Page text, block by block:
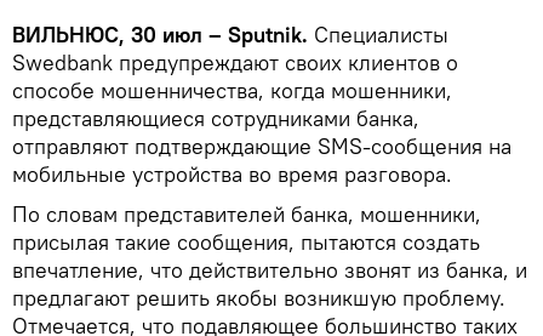
ВИЛЬНЮС, 30 июл – Sputnik. Специалисты
Swedbank предупреждают своих клиентов о
способе мошенничества, когда мошенники,
представляющиеся сотрудниками банка,
отправляют подтверждающие SMS-сообщения на
мобильные устройства во время разговора.
По словам представителей банка, мошенники,
присылая такие сообщения, пытаются создать
впечатление, что действительно звонят из банка, и
предлагают решить якобы возникшую проблему.
Отмечается, что подавляющее большинство таких